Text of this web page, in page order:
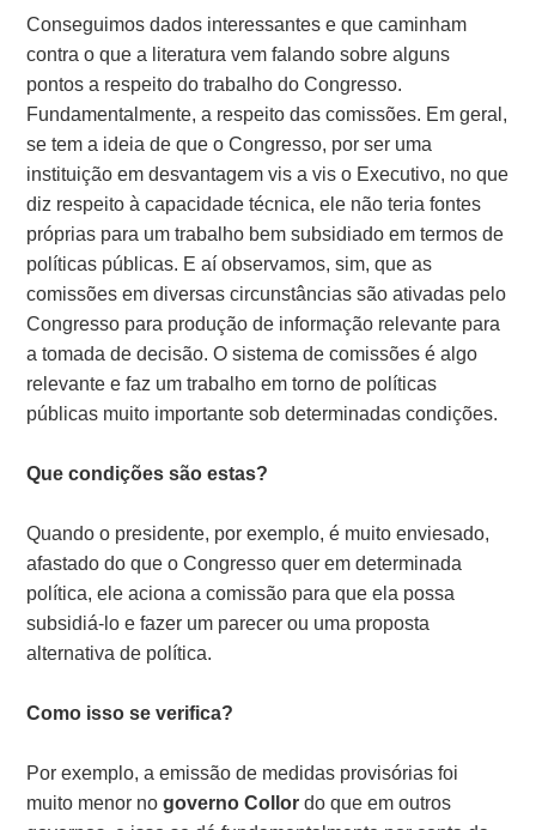
Conseguimos dados interessantes e que caminham
contra o que a literatura vem falando sobre alguns
pontos a respeito do trabalho do Congresso.
Fundamentalmente, a respeito das comissões. Em geral,
se tem a ideia de que o Congresso, por ser uma
instituição em desvantagem vis a vis o Executivo, no que
diz respeito à capacidade técnica, ele não teria fontes
próprias para um trabalho bem subsidiado em termos de
políticas públicas. E aí observamos, sim, que as
comissões em diversas circunstâncias são ativadas pelo
Congresso para produção de informação relevante para
a tomada de decisão. O sistema de comissões é algo
relevante e faz um trabalho em torno de políticas
públicas muito importante sob determinadas condições.
Que condições são estas?
Quando o presidente, por exemplo, é muito enviesado,
afastado do que o Congresso quer em determinada
política, ele aciona a comissão para que ela possa
subsidiá-lo e fazer um parecer ou uma proposta
alternativa de política.
Como isso se verifica?
Por exemplo, a emissão de medidas provisórias foi
muito menor nogoverno Collordo que em outros